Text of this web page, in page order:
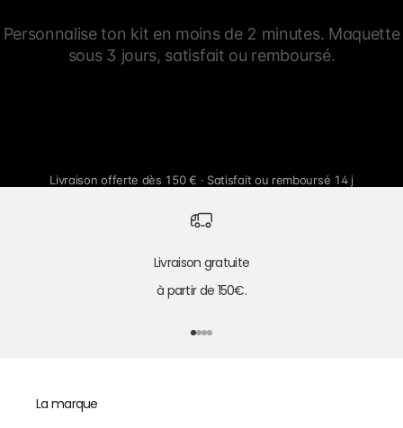
Personnalise ton kit en moins de 2 minutes. Maquette
sous 3 jours, satisfait ou remboursé.
Livraison offerte dès 150 € · Satisfait ou remboursé 14 j
Livraison gratuite
à partir de 150€.
Aller à l'élément 1
Aller à l'élément 2
Aller à l'élément 3
Aller à l'élément 4
La marque